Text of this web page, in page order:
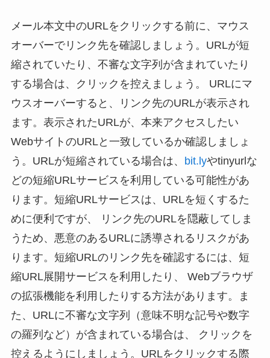
メール本文中のURLをクリックする前に、マウス
オーバーでリンク先を確認しましょう。URLが短
縮されていたり、不審な文字列が含まれていたり
する場合は、クリックを控えましょう。 URLにマ
ウスオーバーすると、リンク先のURLが表示され
ます。表示されたURLが、本来アクセスしたい
WebサイトのURLと一致しているか確認しましょ
う。URLが短縮されている場合は、
bit.lyやtinyurlな
どの短縮URLサービスを利用している可能性があ
ります。短縮URLサービスは、URLを短くするた
めに便利ですが、 リンク先のURLを隠蔽してしま
うため、悪意のあるURLに誘導されるリスクがあ
ります。短縮URLのリンク先を確認するには、短
縮URL展開サービスを利用したり、 Webブラウザ
の拡張機能を利用したりする方法があります。ま
た、URLに不審な文字列（意味不明な記号や数字
の羅列など）が含まれている場合は、 クリックを
控えるようにしましょう。URLをクリックする際